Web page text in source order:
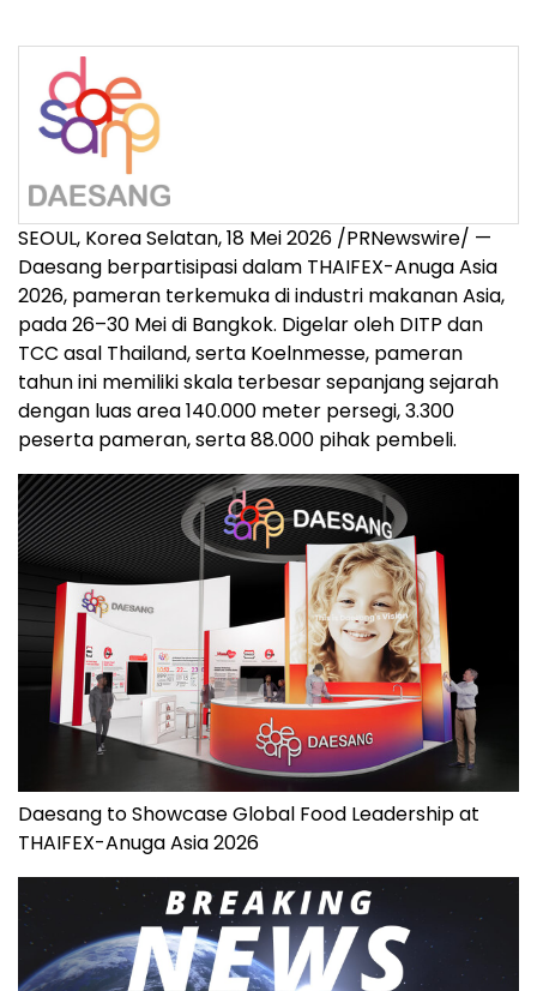
SEOUL, Korea Selatan, 18 Mei 2026 /PRNewswire/ —
Daesang berpartisipasi dalam THAIFEX-Anuga Asia
2026, pameran terkemuka di industri makanan Asia,
pada 26–30 Mei di Bangkok. Digelar oleh DITP dan
TCC asal Thailand, serta Koelnmesse, pameran
tahun ini memiliki skala terbesar sepanjang sejarah
dengan luas area 140.000 meter persegi, 3.300
peserta pameran, serta 88.000 pihak pembeli.
Daesang to Showcase Global Food Leadership at
THAIFEX-Anuga Asia 2026